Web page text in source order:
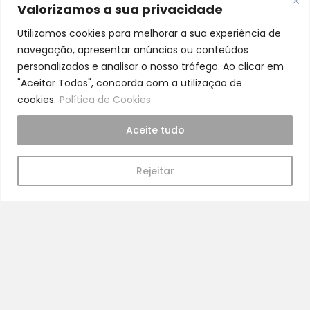
Valorizamos a sua privacidade
Utilizamos cookies para melhorar a sua experiência de
navegação, apresentar anúncios ou conteúdos
personalizados e analisar o nosso tráfego. Ao clicar em
"Aceitar Todos", concorda com a utilização de
cookies. Política de Cookies
Rejeitar
Aceite tudo
A nossa equipa é especializada em cuidados
para a mamã e o bebé
Pra Mamã
Gravidez e Maternidade | Tudo para o seu Bebé |
Puericultura | Brinquedos | Alimentação e Amamentação
| Hora de Dormir | Hora do Banho | Hora de Passear